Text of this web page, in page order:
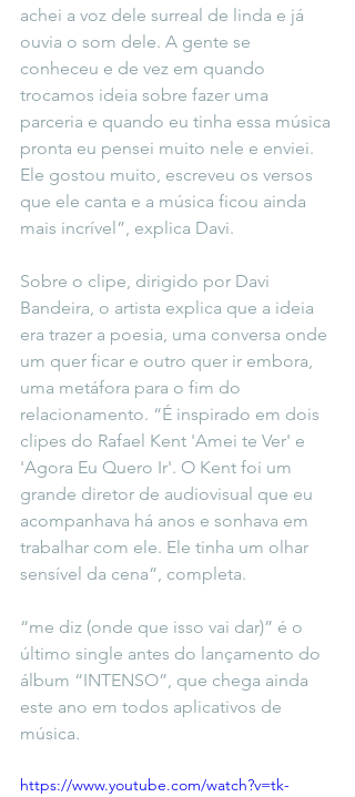
achei a voz dele surreal de linda e já
ouvia o som dele. A gente se
conheceu e de vez em quando
trocamos ideia sobre fazer uma
parceria e quando eu tinha essa música
pronta eu pensei muito nele e enviei.
Ele gostou muito, escreveu os versos
que ele canta e a música ficou ainda
mais incrível”, explica Davi.
Sobre o clipe, dirigido por Davi
Bandeira, o artista explica que a ideia
era trazer a poesia, uma conversa onde
um quer ficar e outro quer ir embora,
uma metáfora para o fim do
relacionamento. “É inspirado em dois
clipes do Rafael Kent 'Amei te Ver' e
'Agora Eu Quero Ir'. O Kent foi um
grande diretor de audiovisual que eu
acompanhava há anos e sonhava em
trabalhar com ele. Ele tinha um olhar
sensível da cena”, completa.
“me diz (onde que isso vai dar)” é o
último single antes do lançamento do
álbum “INTENSO”, que chega ainda
este ano em todos aplicativos de
música.
https://www.youtube.com/watch?v=tk-